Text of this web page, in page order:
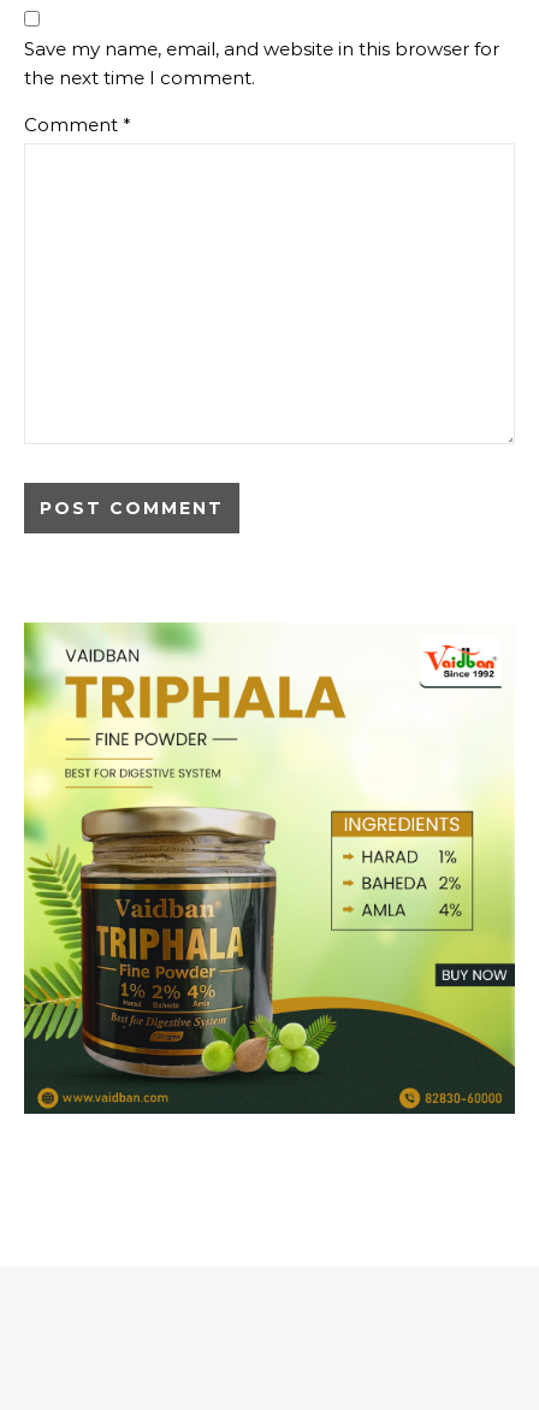
Save my name, email, and website in this browser for
the next time I comment.
Comment *